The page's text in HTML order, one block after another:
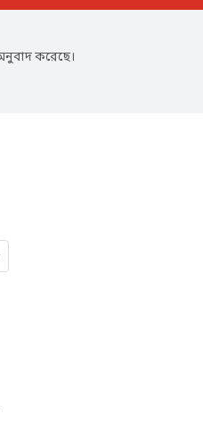
করেছে।